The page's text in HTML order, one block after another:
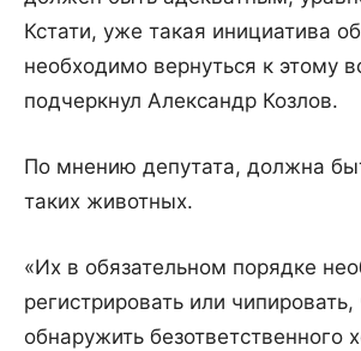
Кстати, уже такая инициатива
необходимо вернуться к этому
подчеркнул Александр Козлов.
По мнению депутата, должна
таких животных.
«Их в обязательном порядке
регистрировать или
обнаружить безответственного